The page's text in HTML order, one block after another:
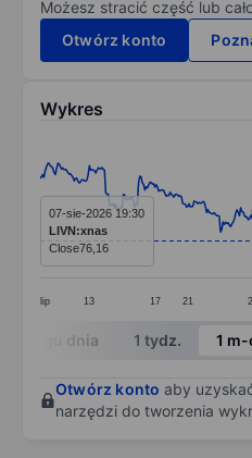
Możesz stracić część lub
Otwórz konto
Wykres
Line chart with 299 data
The chart has 1 X axis
The chart has 1 Y axis
lip 13 17 21
07-sie-2026 19:30
LIVN:xnas
Close76,16
End of interactive chart.
W ciągu dnia 1 tydz. 1 m-
Otwórz konto aby
narzędzi do tworzenia